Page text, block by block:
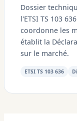
Dossier
l'ETSI TS 103
coordonne les
établit la
sur le marché.
ETSI TS 103 636